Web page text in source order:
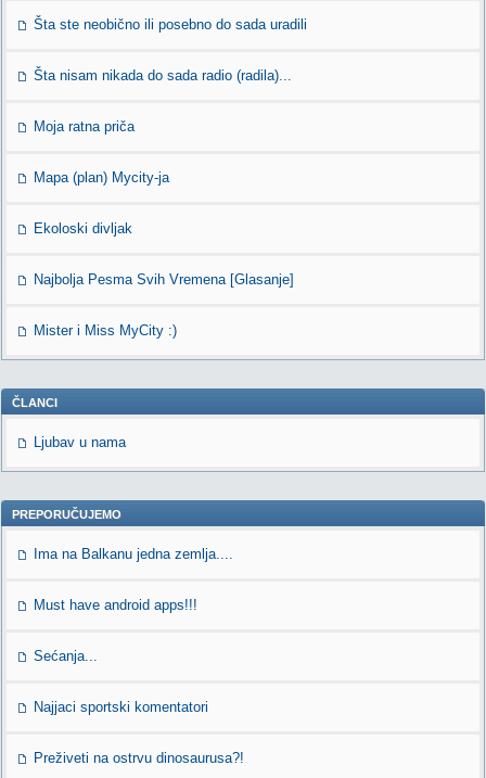
Šta ste neobično ili posebno do sada uradili
Šta nisam nikada do sada radio (radila)...
Moja ratna priča
Mapa (plan) Mycity-ja
Ekoloski divljak
Najbolja Pesma Svih Vremena [Glasanje]
Mister i Miss MyCity :)
ČLANCI
Ljubav u nama
PREPORUČUJEMO
Ima na Balkanu jedna zemlja....
Must have android apps!!!
Sećanja...
Najjaci sportski komentatori
Preživeti na ostrvu dinosaurusa?!